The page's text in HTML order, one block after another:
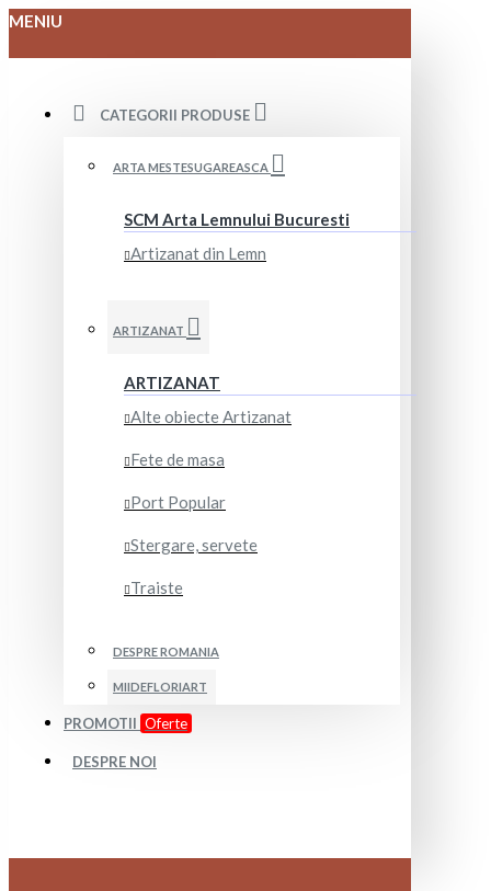
MENIU
CATEGORII PRODUSE
ARTA MESTESUGAREASCA
SCM Arta Lemnului Bucuresti
Artizanat din Lemn
ARTIZANAT
ARTIZANAT
Alte obiecte Artizanat
Fete de masa
Port Popular
Stergare, servete
Traiste
DESPRE ROMANIA
MIIDEFLORIART
PROMOTII Oferte
DESPRE NOI